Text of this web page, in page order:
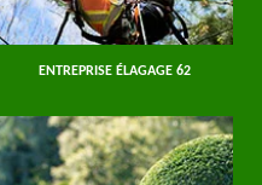
ENTREPRISE ÉLAGAGE 62